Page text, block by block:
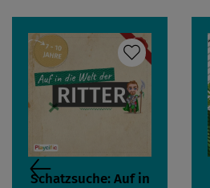
Schatzsuche: Auf in